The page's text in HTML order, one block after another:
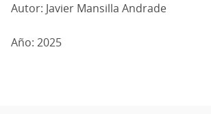
Autor: Javier Mansilla Andrade
Año: 2025